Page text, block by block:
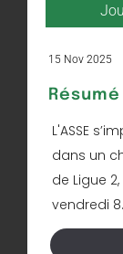
15 Nov 2025
Résumé
L'ASSE
dans un
de Ligue
vendredi